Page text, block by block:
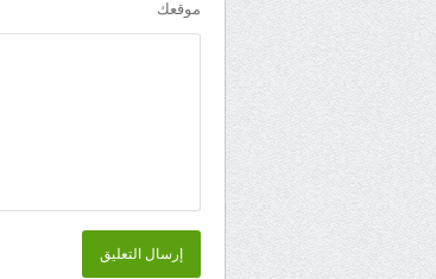
موقعك
إرسال التعليق